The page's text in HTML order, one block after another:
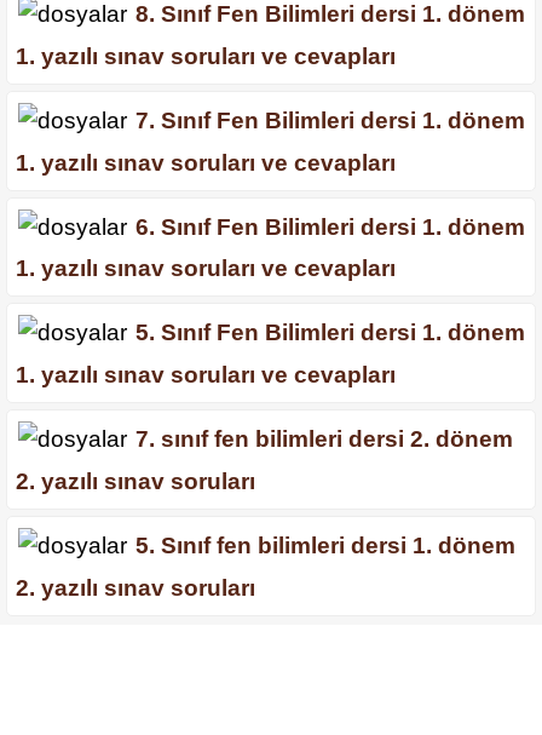
8. Sınıf Fen Bilimleri dersi 1. dönem
1. yazılı sınav soruları ve cevapları
7. Sınıf Fen Bilimleri dersi 1. dönem
1. yazılı sınav soruları ve cevapları
6. Sınıf Fen Bilimleri dersi 1. dönem
1. yazılı sınav soruları ve cevapları
5. Sınıf Fen Bilimleri dersi 1. dönem
1. yazılı sınav soruları ve cevapları
7. sınıf fen bilimleri dersi 2. dönem
2. yazılı sınav soruları
5. Sınıf fen bilimleri dersi 1. dönem
2. yazılı sınav soruları